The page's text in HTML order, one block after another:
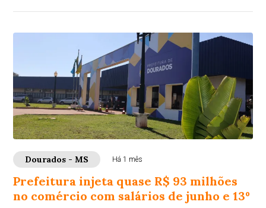
Dourados - MS Há 1 mês
Prefeitura injeta quase R$ 93 milhões
no comércio com salários de junho e 13º